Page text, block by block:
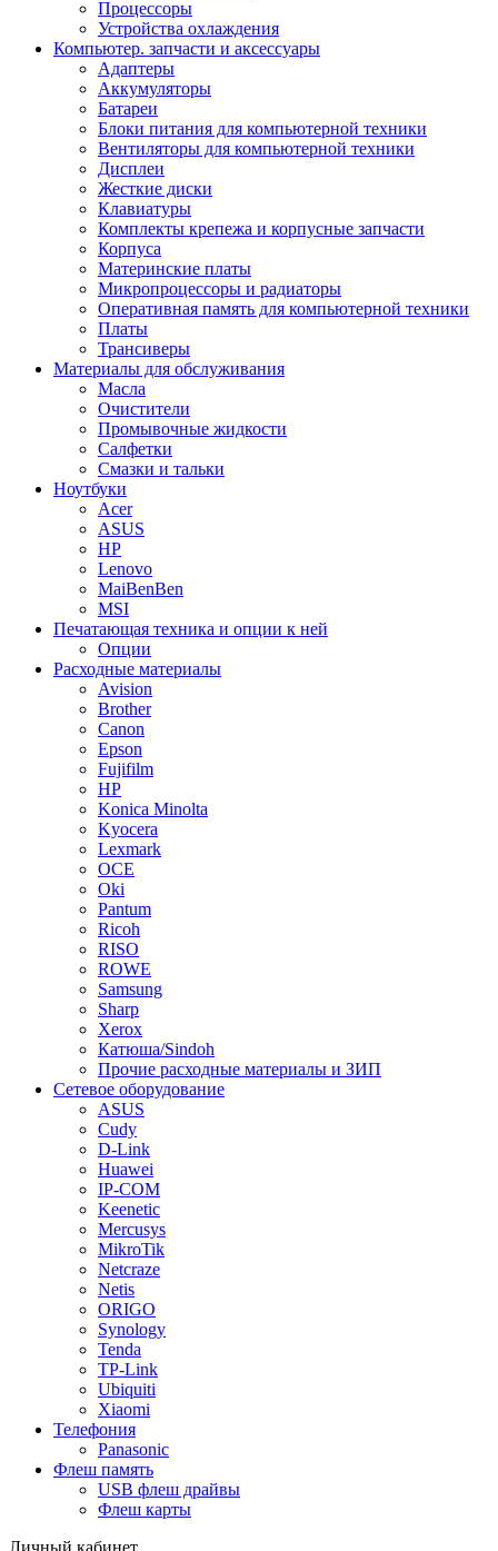
Процессоры
Устройства охлаждения
Компьютер. запчасти и аксессуары
Адаптеры
Аккумуляторы
Батареи
Блоки питания для компьютерной техники
Вентиляторы для компьютерной техники
Дисплеи
Жесткие диски
Клавиатуры
Комплекты крепежа и корпусные запчасти
Корпуса
Материнские платы
Микропроцессоры и радиаторы
Оперативная память для компьютерной техники
Платы
Трансиверы
Материалы для обслуживания
Масла
Очистители
Промывочные жидкости
Салфетки
Смазки и тальки
Ноутбуки
Acer
ASUS
HP
Lenovo
MaiBenBen
MSI
Печатающая техника и опции к ней
Опции
Расходные материалы
Avision
Brother
Canon
Epson
Fujifilm
HP
Konica Minolta
Kyocera
Lexmark
OCE
Oki
Pantum
Ricoh
RISO
ROWE
Samsung
Sharp
Xerox
Катюша/Sindoh
Прочие расходные материалы и ЗИП
Сетевое оборудование
ASUS
Cudy
D-Link
Huawei
IP-COM
Keenetic
Mercusys
MikroTik
Netcraze
Netis
ORIGO
Synology
Tenda
TP-Link
Ubiquiti
Xiaomi
Телефония
Panasonic
Флеш память
USB флеш драйвы
Флеш карты
Личный кабинет